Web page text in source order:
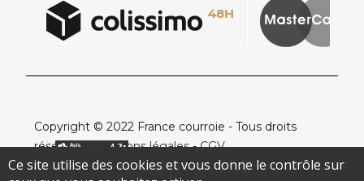
Copyright © 2022 France courroie - Tous droits
réservés -
Mentions légales-CGV
Ce site utilise des cookies et vous donne le contrôle sur